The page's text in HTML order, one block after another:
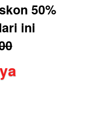
50%
ini